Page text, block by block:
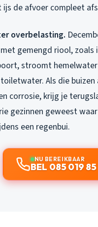
ijs de afvoer compleet
overbelasting.
gemengd riool, zoals
stroomt
Als die buizen
corrosie, krijg je
gezinnen geweest
een regenbui.
NU BEREIKBAAR
BEL 085 019